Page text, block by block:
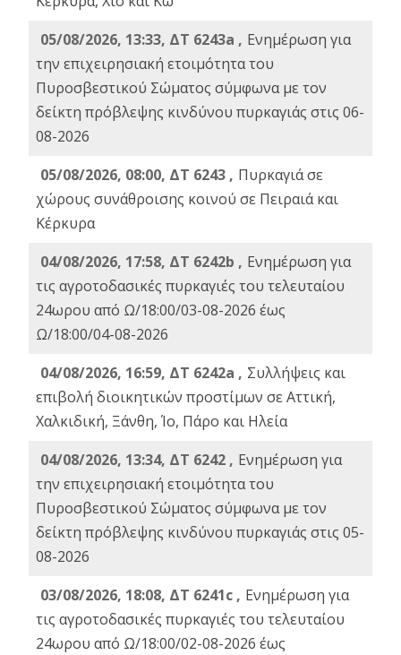
05/08/2026, 13:33, ΔΤ 6243a , Ενημέρωση για
την επιχειρησιακή ετοιμότητα του
Πυροσβεστικού Σώματος σύμφωνα με τον
δείκτη πρόβλεψης κινδύνου πυρκαγιάς στις 06-
08-2026
05/08/2026, 08:00, ΔΤ 6243 , Πυρκαγιά σε
χώρους συνάθροισης κοινού σε Πειραιά και
Κέρκυρα
04/08/2026, 17:58, ΔΤ 6242b , Ενημέρωση για
τις αγροτοδασικές πυρκαγιές του τελευταίου
24ωρου από Ω/18:00/03-08-2026 έως
Ω/18:00/04-08-2026
04/08/2026, 16:59, ΔΤ 6242a , Συλλήψεις και
επιβολή διοικητικών προστίμων σε Αττική,
Χαλκιδική, Ξάνθη, Ίο, Πάρο και Ηλεία
04/08/2026, 13:34, ΔΤ 6242 , Ενημέρωση για
την επιχειρησιακή ετοιμότητα του
Πυροσβεστικού Σώματος σύμφωνα με τον
δείκτη πρόβλεψης κινδύνου πυρκαγιάς στις 05-
08-2026
03/08/2026, 18:08, ΔΤ 6241c , Ενημέρωση για
τις αγροτοδασικές πυρκαγιές του τελευταίου
24ωρου από Ω/18:00/02-08-2026 έως